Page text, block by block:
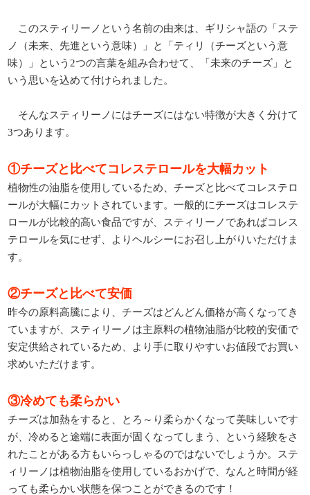
このスティリーノという名前の由来は、ギリシャ語の「ステ
ノ（未来、先進という意味）」と「ティリ（チーズという意
味）」という2つの言葉を組み合わせて、「未来のチーズ」と
いう思いを込めて付けられました。
そんなスティリーノにはチーズにはない特徴が大きく分けて
3つあります。
①チーズと比べてコレステロールを大幅カット
植物性の油脂を使用しているため、チーズと比べてコレステロ
ールが大幅にカットされています。一般的にチーズはコレステ
ロールが比較的高い食品ですが、スティリーノであればコレス
テロールを気にせず、よりヘルシーにお召し上がりいただけま
す。
②チーズと比べて安価
昨今の原料高騰により、チーズはどんどん価格が高くなってき
ていますが、スティリーノは主原料の植物油脂が比較的安価で
安定供給されているため、より手に取りやすいお値段でお買い
求めいただけます。
③冷めても柔らかい
チーズは加熱をすると、とろ～り柔らかくなって美味しいです
が、冷めると途端に表面が固くなってしまう、という経験をさ
れたことがある方もいらっしゃるのではないでしょうか。ステ
ィリーノは植物油脂を使用しているおかげで、なんと時間が経
っても柔らかい状態を保つことができるのです！